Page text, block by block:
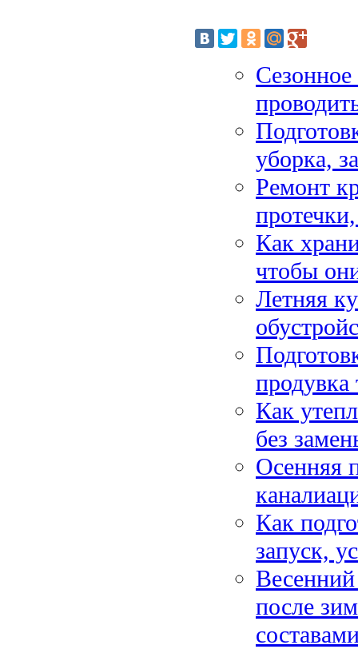
Сезонное
уборка,
Ремонт
Как
чтобы
Летняя
продувка
Как
без
Осенняя
Как
запуск,
после